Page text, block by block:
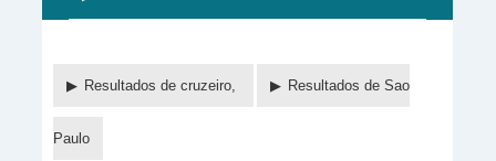
Resultados de cruzeiro, Resultados de Sao
Paulo